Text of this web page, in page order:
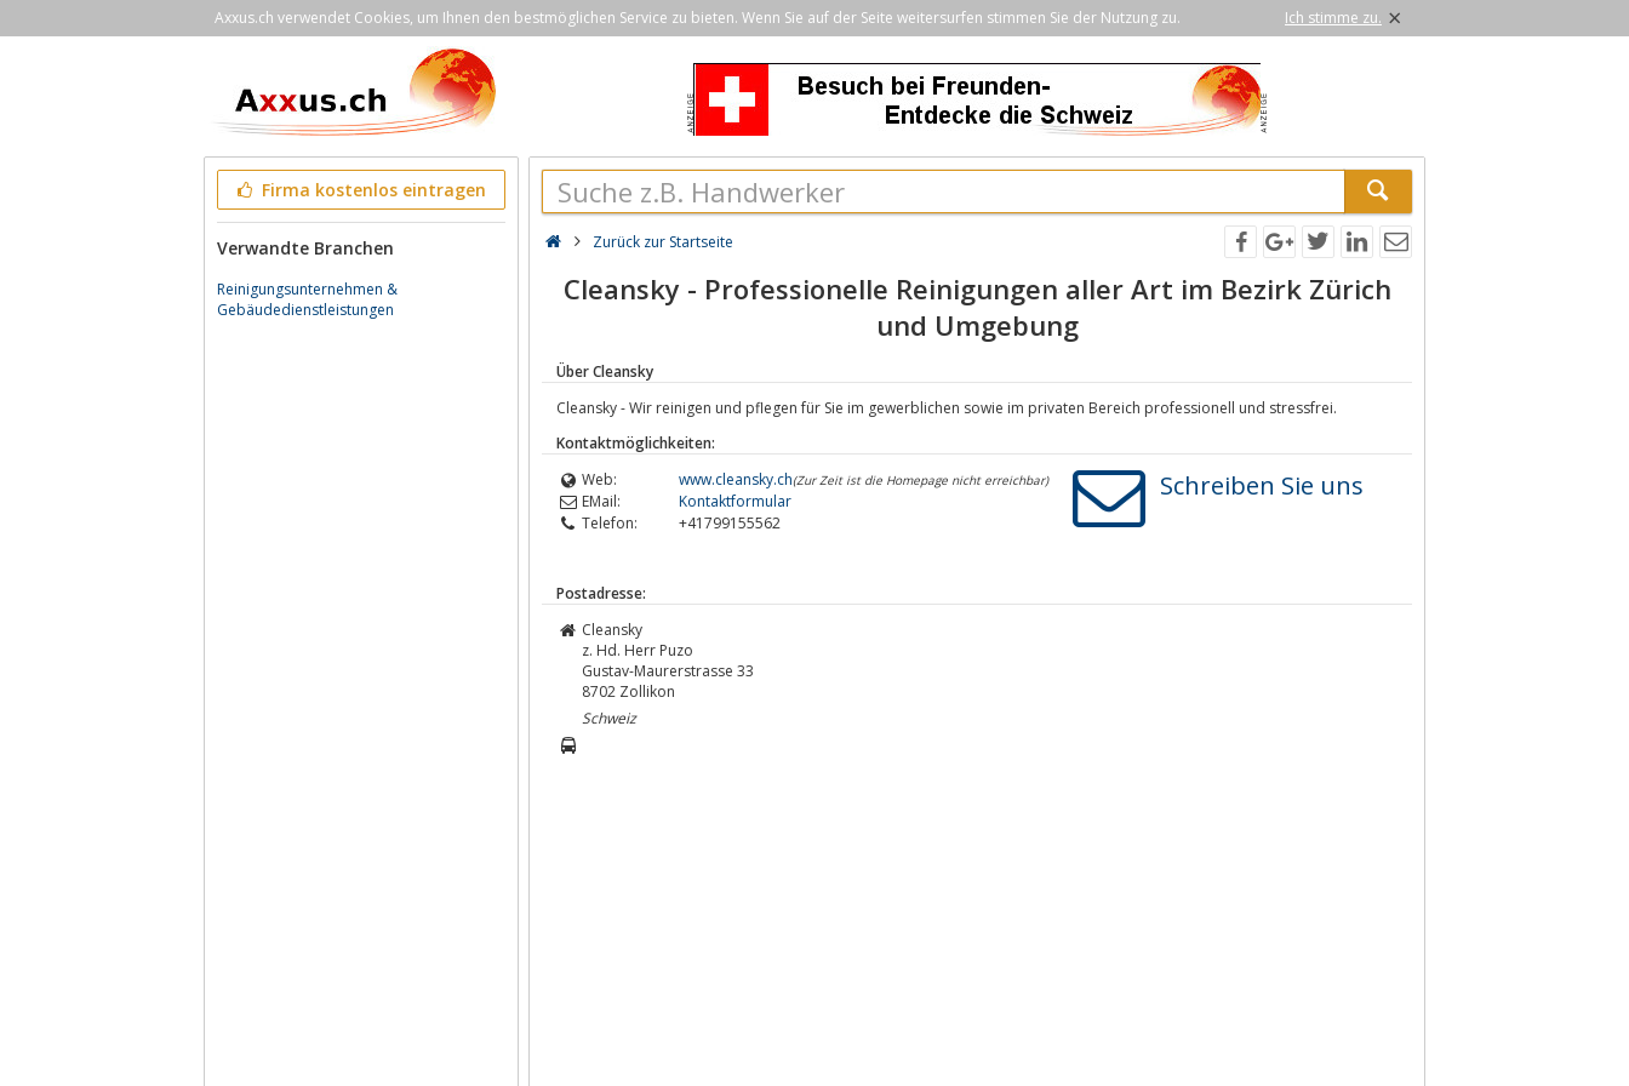
Axxus.ch verwendet Cookies, um Ihnen den bestmöglichen Service zu bieten. Wenn Sie auf der Seite weitersurfen stimmen Sie der Nutzung zu. Ich stimme zu. ×
Firma kostenlos eintragen
Verwandte Branchen
Reinigungsunternehmen &
Gebäudedienstleistungen
Zurück zur Startseite
Cleansky - Professionelle Reinigungen aller Art im Bezirk Zürich
und Umgebung
Über Cleansky
Cleansky - Wir reinigen und pflegen für Sie im gewerblichen sowie im privaten Bereich professionell und stressfrei.
Kontaktmöglichkeiten:
Web:
www.cleansky.ch(Zur Zeit ist die Homepage nicht erreichbar)
EMail:
Kontaktformular
Telefon:
+41799155562
Schreiben Sie uns
Postadresse:
Cleansky
z. Hd. Herr Puzo
Gustav-Maurerstrasse 33
8702 Zollikon
Schweiz